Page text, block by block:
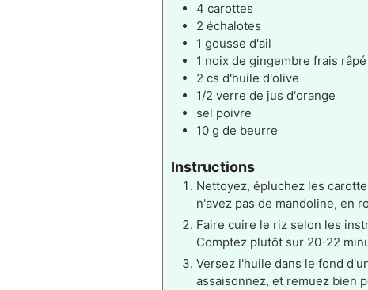
4 carottes
2 échalotes
1 gousse d'ail
1 noix de gingembre frais râpé
2 cs d'huile d'olive
1/2 verre de jus d'orange
sel poivre
10 g de beurre
Instructions
Nettoyez, épluchez les
n'avez pas de mandoline, en
Faire cuire le riz selon les
Comptez plutôt sur 20-22
Versez l'huile dans le fond
assaisonnez, et remuez bien